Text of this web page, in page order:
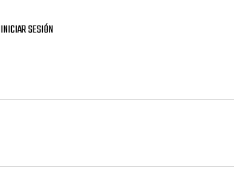
INICIAR SESIÓN